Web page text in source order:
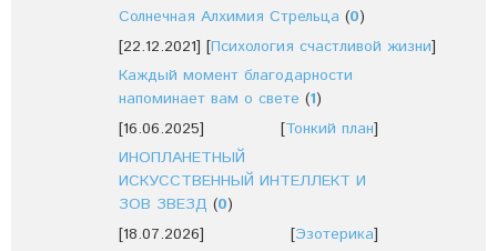
Солнечная Алхимия Стрельца (0)
[22.12.2021] [Психология счастливой жизни]
Каждый момент благодарности
напоминает вам о свете (1)
[16.06.2025]
[Тонкий план]
ИНОПЛАНЕТНЫЙ
ИСКУССТВЕННЫЙ ИНТЕЛЛЕКТ И
ЗОВ ЗВЕЗД (0)
[18.07.2026]
[Эзотерика]